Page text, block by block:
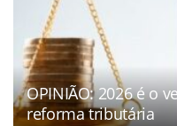
OPINIÃO: 2026 é o
reforma tributária